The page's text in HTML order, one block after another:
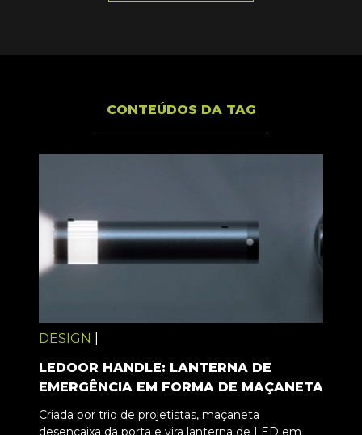
CONTEÚDOS DA TAG
DESIGN
LEDOOR HANDLE: LANTERNA DE
EMERGÊNCIA EM FORMA DE MAÇANETA
Criada por trio de projetistas, maçaneta
desencaixa da porta e vira lanterna de LED em